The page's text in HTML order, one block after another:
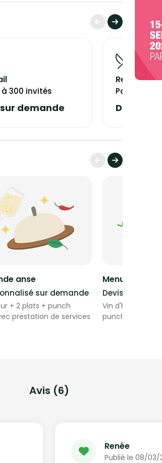
association.
à 300 invités
demande
Repas
Pour 15 à
Devis sur
anse
sur demande
+ 2 plats + punch
prestation de services
Menu zoreole
Devis
Vin d'honneur
punch "maison"
Avis (6)
Renée
Publié le 08/03/